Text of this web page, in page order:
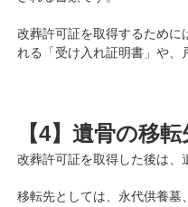
改葬許可証を取得するために
れる「受け入れ証明書」や、
【4】遺骨の移
改葬許可証を取得した後は、
移転先としては、永代供養墓